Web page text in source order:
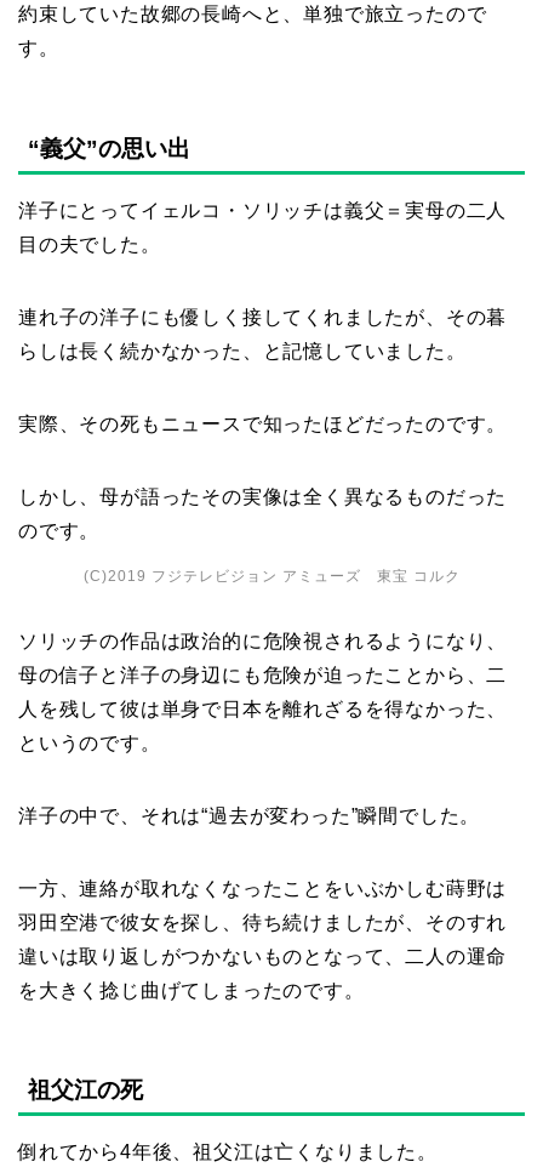
約束していた故郷の長崎へと、単独で旅立ったので
す。
“義父”の思い出
洋子にとってイェルコ・ソリッチは義父＝実母の二人
目の夫でした。
連れ子の洋子にも優しく接してくれましたが、その暮
らしは長く続かなかった、と記憶していました。
実際、その死もニュースで知ったほどだったのです。
しかし、母が語ったその実像は全く異なるものだった
のです。
(C)2019 フジテレビジョン アミューズ 東宝 コルク
ソリッチの作品は政治的に危険視されるようになり、
母の信子と洋子の身辺にも危険が迫ったことから、二
人を残して彼は単身で日本を離れざるを得なかった、
というのです。
洋子の中で、それは“過去が変わった”瞬間でした。
一方、連絡が取れなくなったことをいぶかしむ蒔野は
羽田空港で彼女を探し、待ち続けましたが、そのすれ
違いは取り返しがつかないものとなって、二人の運命
を大きく捻じ曲げてしまったのです。
祖父江の死
倒れてから4年後、祖父江は亡くなりました。